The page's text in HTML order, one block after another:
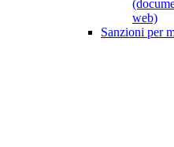
web)
Sanzioni per